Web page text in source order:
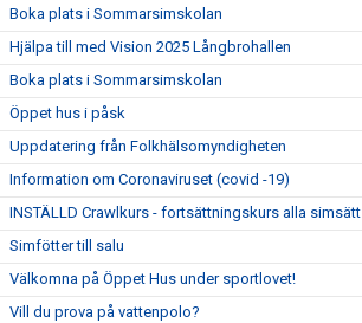
Boka plats i Sommarsimskolan
Hjälpa till med Vision 2025 Långbrohallen
Boka plats i Sommarsimskolan
Öppet hus i påsk
Uppdatering från Folkhälsomyndigheten
Information om Coronaviruset (covid -19)
INSTÄLLD Crawlkurs - fortsättningskurs alla simsätt
Simfötter till salu
Välkomna på Öppet Hus under sportlovet!
Vill du prova på vattenpolo?